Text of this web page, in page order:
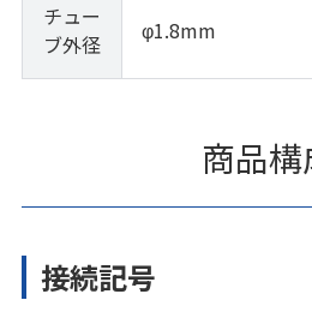
チュー
ブ外径
φ1.8mm
商品
接続記号